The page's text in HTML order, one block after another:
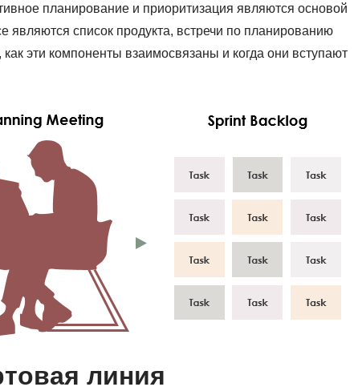
планирование и приоритизация являются основой
являются список продукта, встречи по планированию
эти компоненты взаимосвязаны и когда они вступают
линия